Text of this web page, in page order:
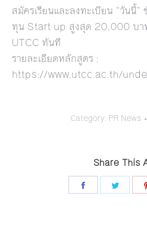
สมัครเรียนและลงทะเบียน “วันนี้”
ทุน Start up สูงสุด 20,000 บา
UTCC ทันที
รายละเอียดหลักสูตร :
https://www.utcc.ac.th/
Category: PR News
Share This
Share
Share